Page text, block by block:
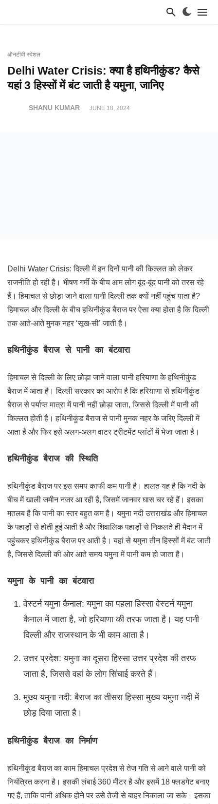
ऑनटीवी स्पेशल
Delhi Water Crisis: क्या है हथिनीकुंड? कैसे
यहां 3 हिस्सों में बंट जाती है यमुना, जानिए
SHANU KUMAR JUNE 18, 2024
Delhi Water Crisis: दिल्ली में इन दिनों पानी की किल्लत को लेकर
राजनीति हो रही है। भीषण गर्मी के बीच आम लोग बूंद-बूंद पानी को तरस रहे
हैं। हिमाचल से छोड़ा जाने वाला पानी दिल्ली तक क्यों नहीं पहुंच पाता है?
हिमाचल और दिल्ली के बीच हथिनीकुंड बैराज पर ऐसा क्या होता है कि दिल्ली
तक आते-आते मुनक नहर ‘सूख-सी’ जाती है।
हथिनीकुंड बैराज से पानी का बंटवारा
हिमाचल से दिल्ली के लिए छोड़ा जाने वाला पानी हरियाणा के हथिनीकुंड
बैराज में आता है। दिल्ली सरकार का आरोप है कि हरियाणा से हथिनीकुंड
बैराज से पर्याप्त मात्रा में पानी नहीं छोड़ा जाता, जिससे दिल्ली में पानी की
किल्लत होती है। हथिनीकुंड बैराज से पानी मुनक नहर के जरिए दिल्ली में
आता है और फिर इसे अलग-अलग वाटर ट्रीटमेंट प्लांटों में भेजा जाता है।
हथिनीकुंड बैराज की स्थिति
हथिनीकुंड बैराज पर इस समय काफी कम पानी है। हालत यह है कि नदी के
बीच में खाली जमीन नजर आ रही है, जिसमें जानवर घास चर रहे हैं। इसका
मतलब है कि पानी का स्तर बहुत कम है। यमुना नदी उत्तराखंड और हिमाचल
के पहाड़ों से होती हुई आती है और शिवालिक पहाड़ों से निकलते ही मैदान में
पहुंचकर हथिनीकुंड बैराज पर आती है। यहां से यमुना तीन हिस्सों में बंट जाती
है, जिससे दिल्ली की ओर आते समय यमुना में पानी कम हो जाता है।
यमुना के पानी का बंटवारा
वेस्टर्न यमुना कैनाल: यमुना का पहला हिस्सा वेस्टर्न यमुना
कैनाल में जाता है, जो हरियाणा की तरफ जाता है। यह पानी
दिल्ली और राजस्थान के भी काम आता है।
उत्तर प्रदेश: यमुना का दूसरा हिस्सा उत्तर प्रदेश की तरफ
जाता है, जिससे वहां के लोग सिंचाई करते हैं।
मुख्य यमुना नदी: बैराज का तीसरा हिस्सा मुख्य यमुना नदी में
छोड़ दिया जाता है।
हथिनीकुंड बैराज का निर्माण
हथिनीकुंड बैराज का काम हिमाचल प्रदेश से तेज गति से आने वाले पानी को
नियंत्रित करना है। इसकी लंबाई 360 मीटर है और इसमें 18 फ्लडगेट बनाए
गए हैं, ताकि पानी अधिक होने पर उसे तेजी से बाहर निकाला जा सके। इसका